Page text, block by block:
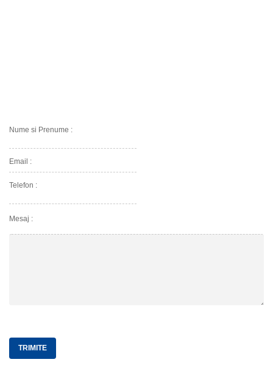
Nume si Prenume :
Email :
Telefon :
Mesaj :